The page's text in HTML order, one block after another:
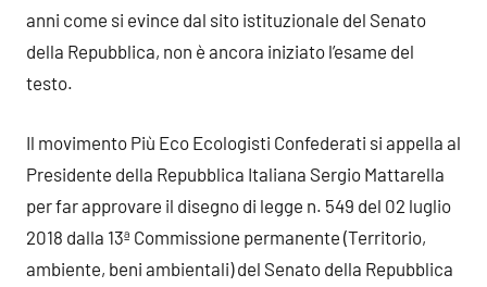
anni come si evince dal sito istituzionale del Senato
della Repubblica, non è ancora iniziato l’esame del
testo.
Il movimento Più Eco Ecologisti Confederati si appella al
Presidente della Repubblica Italiana Sergio Mattarella
per far approvare il disegno di legge n. 549 del 02 luglio
2018 dalla 13ª Commissione permanente (Territorio,
ambiente, beni ambientali) del Senato della Repubblica